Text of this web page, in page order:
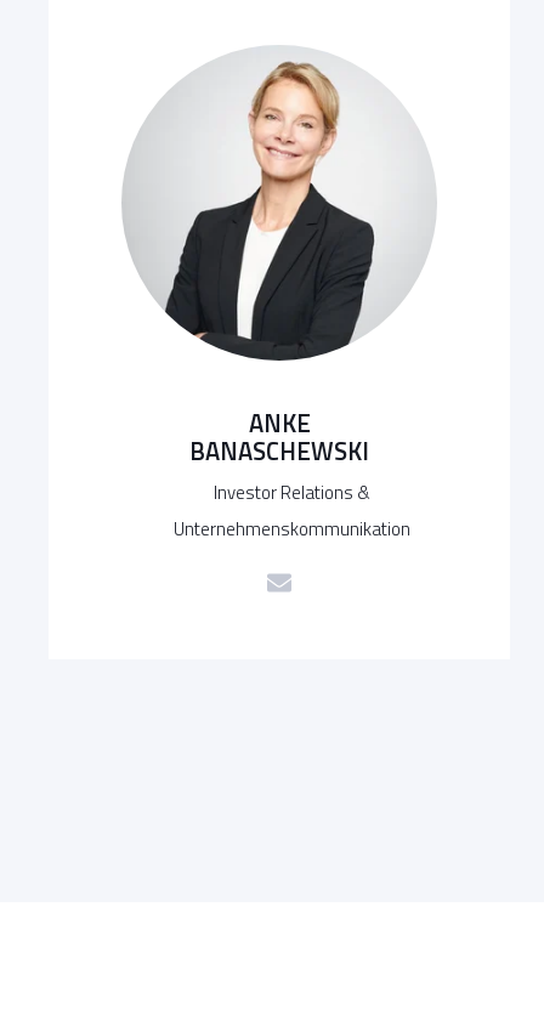
ANKE
BANASCHEWSKI
Investor Relations &
Unternehmenskommunikation